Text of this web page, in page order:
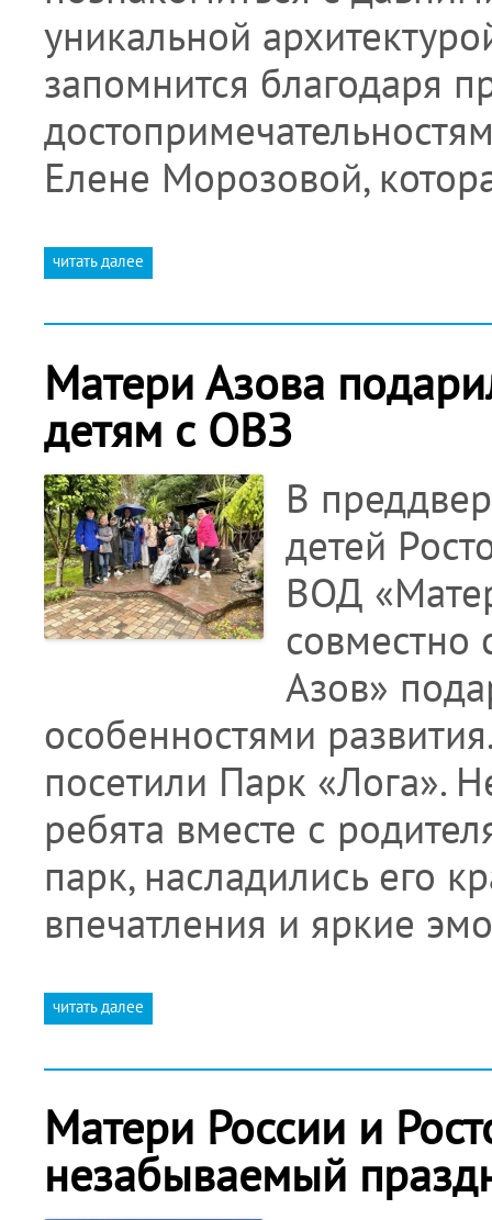
уникальной
запомнится благодаря
Елене Морозовой,
читать далее
Матери Азова
детям с ОВЗ
В
детей
ВОД
Азов»
особенностями
посетили Парк «Лога».
ребята вместе с
парк, насладились его
впечатления и яркие
читать далее
Матери России и
незабываемый